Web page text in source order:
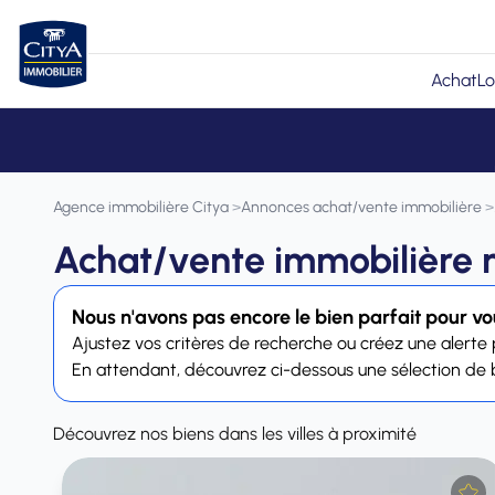
Achat
Agence immobilière Citya>Annonces achat/vente immobilière>
Achat/vente immobilière
Nous n'avons pas encore le bien parfait pour
Ajustez vos critères de recherche ou créez une
En attendant, découvrez ci-dessous une sélection de
Découvrez nos biens dans les villes à proximité